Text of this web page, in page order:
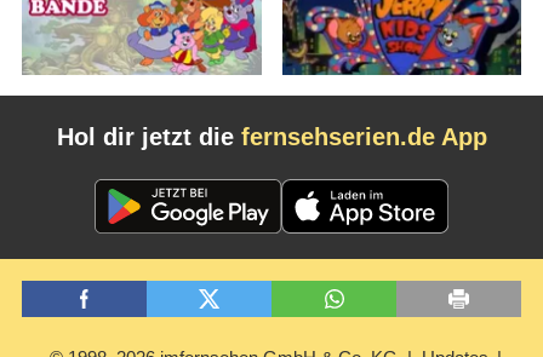
Hol dir jetzt die fernsehserien.de App